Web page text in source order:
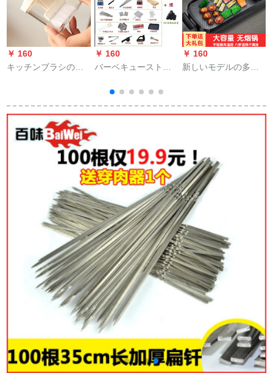
￥ 160
キッチンブラシのバ
スを焼き、目玉焼き
の油漏れ防止用の壺
を塗る。
￥ 160
バーベキューストー
炭のバーベキュー箱
携帯バーベキューグ
みの小型羊肉の串焼
き屋外5人以上のフル
コース6+5斤の炭
￥ 160
新しいモデルの多機
ン皿ダブル温控無煙
肉鍋鍋鍋鍋鍋鍋鍋鍋
二温鍋鍋